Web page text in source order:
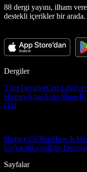
88 dergi yayını, ilham
destekli içerikler bir arada.
Dergiler
Tüm DergilerCeo Life
HistoryAtlasAuto Show
Girl
History Of WarHow It
UpYachtLevelElle
Sayfalar